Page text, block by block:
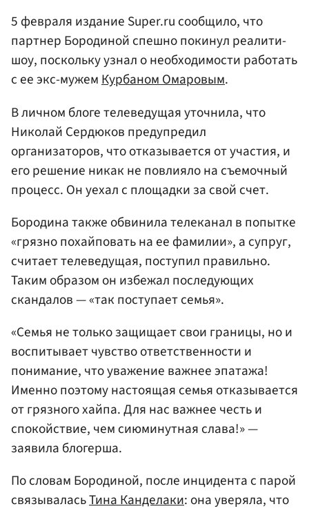
5 февраля издание Super.ru сообщило, что
партнер Бородиной спешно покинул реалити-
шоу, поскольку узнал о необходимости работать
с ее экс-мужемКурбаном Омаровым.
В личном блоге телеведущая уточнила, что
Николай Сердюков предупредил
организаторов, что отказывается от участия, и
его решение никак не повлияло на съемочный
процесс. Он уехал с площадки за свой счет.
Бородина также обвинила телеканал в попытке
«грязно похайповать на ее фамилии», а супруг,
считает телеведущая, поступил правильно.
Таким образом он избежал последующих
скандалов — «так поступает семья».
«Семья не только защищает свои границы, но и
воспитывает чувство ответственности и
понимание, что уважение важнее эпатажа!
Именно поэтому настоящая семья отказывается
от грязного хайпа. Для нас важнее честь и
спокойствие, чем сиюминутная слава!» —
заявила блогерша.
По словам Бородиной, после инцидента с парой
связываласьТина Канделаки: она уверяла, что